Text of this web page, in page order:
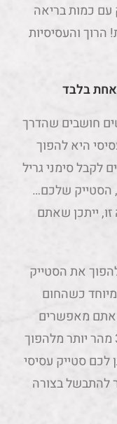
עם כמות בריאה
והעסיסיות
חושבים שהדרך
היא להפוך
לקבל סימני גריל
הסטייק שלכם…
ייתכן שאתם
את הסטייק
כשהחום
אתם מאפשרים
לסטייק להתבשל מהר יותר (עד 30% מהר יותר מלהפוך
סטייק עסיסי
להתבשל בצורה